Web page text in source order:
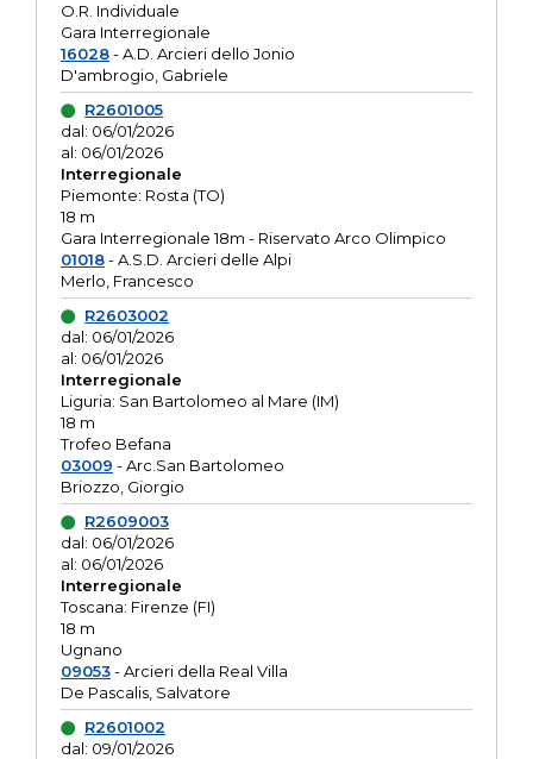
O.R. Individuale
Gara Interregionale
16028- A.D. Arcieri dello Jonio
D'ambrogio, Gabriele
R2601005
dal: 06/01/2026
al: 06/01/2026
Interregionale
Piemonte: Rosta (TO)
18 m
Gara Interregionale 18m - Riservato Arco Olimpico
01018- A.S.D. Arcieri delle Alpi
Merlo, Francesco
R2603002
dal: 06/01/2026
al: 06/01/2026
Interregionale
Liguria: San Bartolomeo al Mare (IM)
18 m
Trofeo Befana
03009 - Arc.San Bartolomeo
Briozzo, Giorgio
R2609003
dal: 06/01/2026
al: 06/01/2026
Interregionale
Toscana: Firenze (FI)
18 m
Ugnano
09053- Arcieri della Real Villa
De Pascalis, Salvatore
R2601002
dal: 09/01/2026